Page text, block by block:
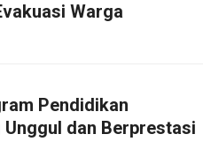
Warga
Pendidikan
Unggul dan Berprestasi